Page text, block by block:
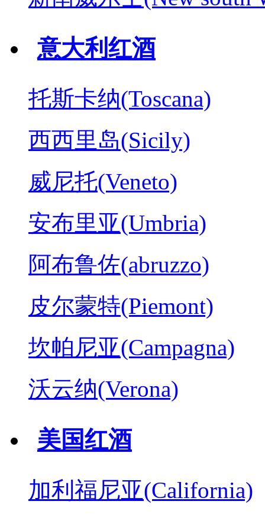
意大利红酒
托斯卡纳(Toscana)
西西里岛(Sicily)
威尼托(Veneto)
安布里亚(Umbria)
阿布鲁佐(abruzzo)
皮尔蒙特(Piemont)
坎帕尼亚(Campagna)
沃云纳(Verona)
美国红酒
加利福尼亚(California)